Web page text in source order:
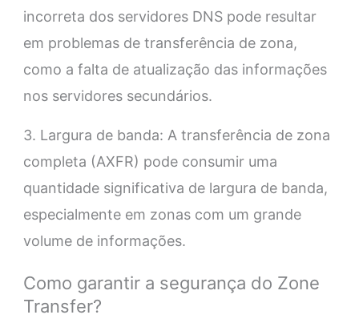
incorreta dos servidores DNS pode resultar
em problemas de transferência de zona,
como a falta de atualização das informações
nos servidores secundários.
3. Largura de banda: A transferência de zona
completa (AXFR) pode consumir uma
quantidade significativa de largura de banda,
especialmente em zonas com um grande
volume de informações.
Como garantir a segurança do Zone
Transfer?